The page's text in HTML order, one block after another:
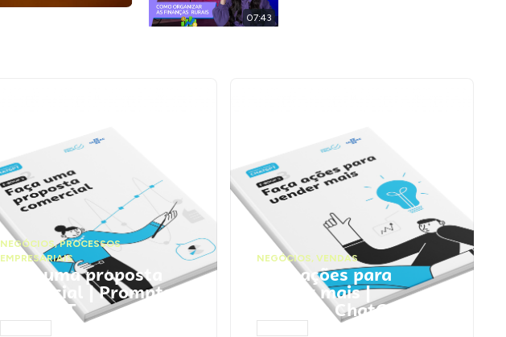
07:43
NEGÓCIOS,PROCESSOS
EMPRESARIAIS
Faça uma proposta
comercial | Prompts
ChatGPT
NEGÓCIOS, VENDAS
Faça ações para
vender mais |
Prompts ChatGPT